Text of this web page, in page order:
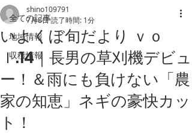
全ての記事
地域情報
収穫情報
いよくぼ旬だより ｖｏ
ｌ.14｜長男の草刈機デビュ
ー！＆雨にも負けない「農
家の知恵」ネギの豪快カッ
ト！
shino109791
7月8日読了時間: 1分